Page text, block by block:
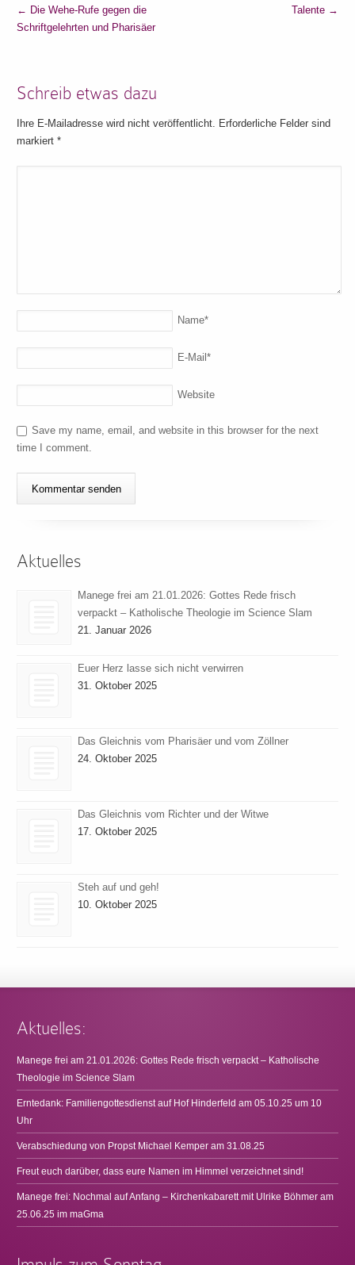
← Die Wehe-Rufe gegen die
Schriftgelehrten und Pharisäer
Talente →
Schreib etwas dazu
Ihre E-Mailadresse wird nicht veröffentlicht. Erforderliche Felder sind
markiert*
Name*
E-Mail*
Website
Save my name, email, and website in this browser for the next
time I comment.
Aktuelles
Manege frei am 21.01.2026: Gottes Rede frisch
verpackt – Katholische Theologie im Science Slam
21. Januar 2026
Euer Herz lasse sich nicht verwirren
31. Oktober 2025
Das Gleichnis vom Pharisäer und vom Zöllner
24. Oktober 2025
Das Gleichnis vom Richter und der Witwe
17. Oktober 2025
Steh auf und geh!
10. Oktober 2025
Aktuelles:
Manege frei am 21.01.2026: Gottes Rede frisch verpackt – Katholische
Theologie im Science Slam
Erntedank: Familiengottesdienst auf Hof Hinderfeld am 05.10.25 um 10
Uhr
Verabschiedung von Propst Michael Kemper am 31.08.25
Freut euch darüber, dass eure Namen im Himmel verzeichnet sind!
Manege frei: Nochmal auf Anfang – Kirchenkabarett mit Ulrike Böhmer am
25.06.25 im maGma